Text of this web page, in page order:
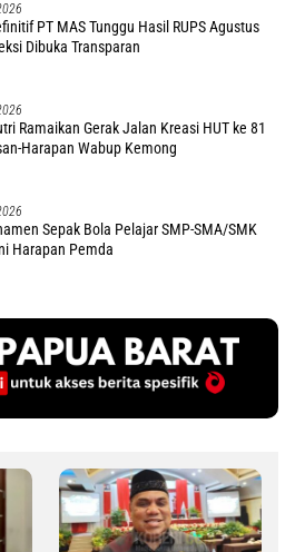
PT MAS Tunggu Hasil RUPS Agustus
Dibuka Transparan
Ramaikan Gerak Jalan Kreasi HUT ke 81
Harapan Wabup Kemong
Sepak Bola Pelajar SMP-SMA/SMK
Harapan Pemda